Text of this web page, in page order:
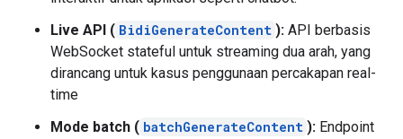
Live API ( BidiGenerateContent ): API berbasis
WebSocket stateful untuk streaming dua arah, yang
dirancang untuk kasus penggunaan percakapan real-
time
Mode batch ( batchGenerateContent ): Endpoint